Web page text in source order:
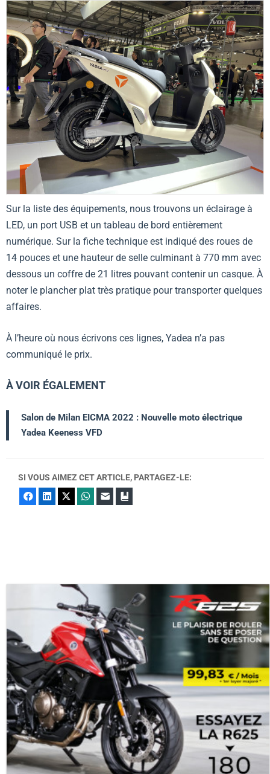
Sur la liste des équipements, nous trouvons un éclairage à
LED, un port USB et un tableau de bord entièrement
numérique. Sur la fiche technique est indiqué des roues de
14 pouces et une hauteur de selle culminant à 770 mm avec
dessous un coffre de 21 litres pouvant contenir un casque. À
noter le plancher plat très pratique pour transporter quelques
affaires.
À l’heure où nous écrivons ces lignes, Yadea n’a pas
communiqué le prix.
À VOIR ÉGALEMENT
Salon de Milan EICMA 2022 : Nouvelle moto électrique
Yadea Keeness VFD
SI VOUS AIMEZ CET ARTICLE, PARTAGEZ-LE:
FacebookLinkedIn WhatsApp
E-mail